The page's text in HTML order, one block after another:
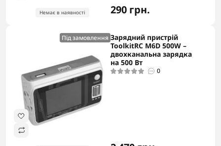
Немає в наявності 290 грн.
Під замовлення Зарядний пристрій
ToolkitRC M6D 500W –
двохканальна зарядка
на 500 Вт
0